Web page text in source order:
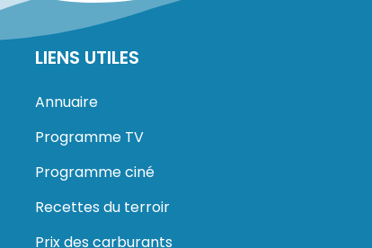
LIENS UTILES
Annuaire
Programme TV
Programme ciné
Recettes du terroir
Prix des carburants